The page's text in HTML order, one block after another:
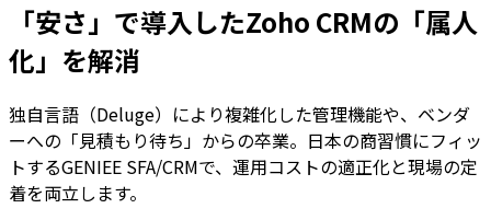
「安さ」で導入したZoho CRMの「属人
化」を解消
独自言語（Deluge）により複雑化した管理機能や、ベンダ
ーへの「見積もり待ち」からの卒業。日本の商習慣にフィッ
トするGENIEE SFA/CRMで、運用コストの適正化と現場の定
着を両立します。